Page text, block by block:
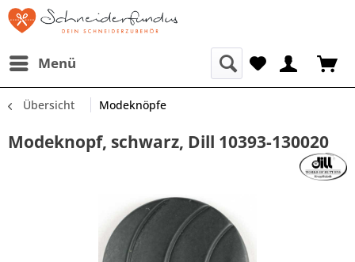
Menü
Übersicht Modeknöpfe
Modeknopf, schwarz, Dill 10393-130020